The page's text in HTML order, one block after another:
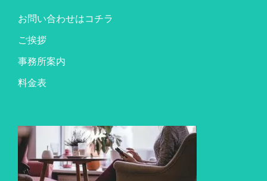
お問い合わせはコチラ
ご挨拶
事務所案内
料金表